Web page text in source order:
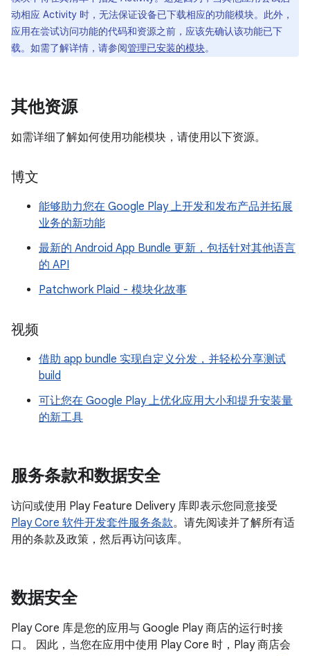
动相应 Activity 时，无法保证设备已下载相应的功能模块。此外，
应用在尝试访问功能的代码和资源之前，应该先确认该功能已下
载。如需了解详情，请参阅管理已安装的模块。
其他资源
如需详细了解如何使用功能模块，请使用以下资源。
博文
能够助力您在 Google Play 上开发和发布产品并拓展
业务的新功能
最新的 Android App Bundle 更新，包括针对其他语言
的 API
Patchwork Plaid - 模块化故事
视频
借助 app bundle 实现自定义分发，并轻松分享测试
build
可让您在 Google Play 上优化应用大小和提升安装量
的新工具
服务条款和数据安全
访问或使用 Play Feature Delivery 库即表示您同意接受
Play Core 软件开发套件服务条款。请先阅读并了解所有适
用的条款及政策，然后再访问该库。
数据安全
Play Core 库是您的应用与 Google Play 商店的运行时接
口。 因此，当您在应用中使用 Play Core 时，Play 商店会